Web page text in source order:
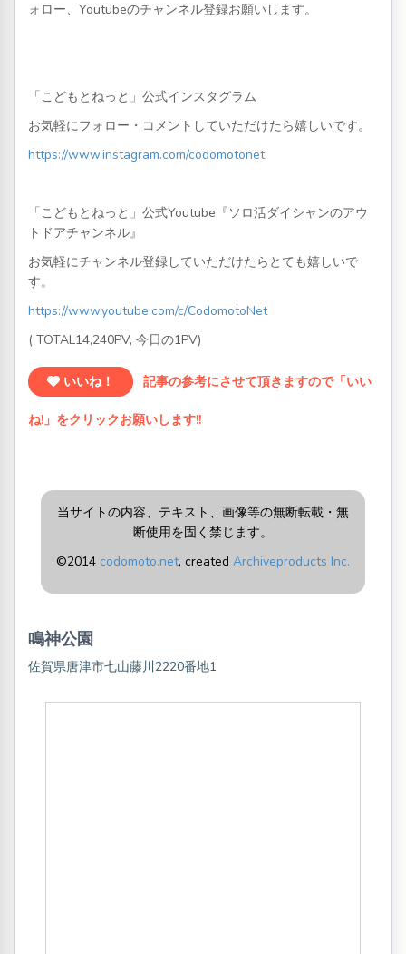
ォロー、Youtubeのチャンネル登録お願いします。
「こどもとねっと」公式インスタグラム
お気軽にフォロー・コメントしていただけたら嬉しいです。
https://www.instagram.com/codomotonet
「こどもとねっと」公式Youtube『ソロ活ダイシャンのアウ
トドアチャンネル』
お気軽にチャンネル登録していただけたらとても嬉しいで
す。
https://www.youtube.com/c/CodomotoNet
( TOTAL14,240PV, 今日の1PV)
いいね！ 記事の参考にさせて頂きますので「いい
ね!」をクリックお願いします!!
当サイトの内容、テキスト、画像等の無断転載・無
断使用を固く禁じます。
©2014 codomoto.net, created Archiveproducts Inc.
鳴神公園
佐賀県唐津市七山藤川2220番地1